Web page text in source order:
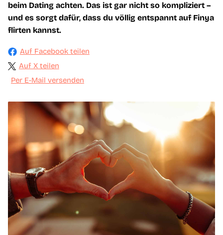
beim Dating achten. Das ist gar nicht so kompliziert –
und es sorgt dafür, dass du völlig entspannt auf Finya
flirten kannst.
Auf Facebook teilen
Auf X teilen
Per E-Mail versenden